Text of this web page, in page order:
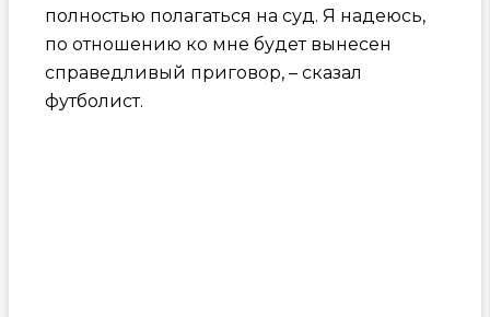
полностью полагаться на суд. Я надеюсь,
по отношению ко мне будет вынесен
справедливый приговор, – сказал
футболист.